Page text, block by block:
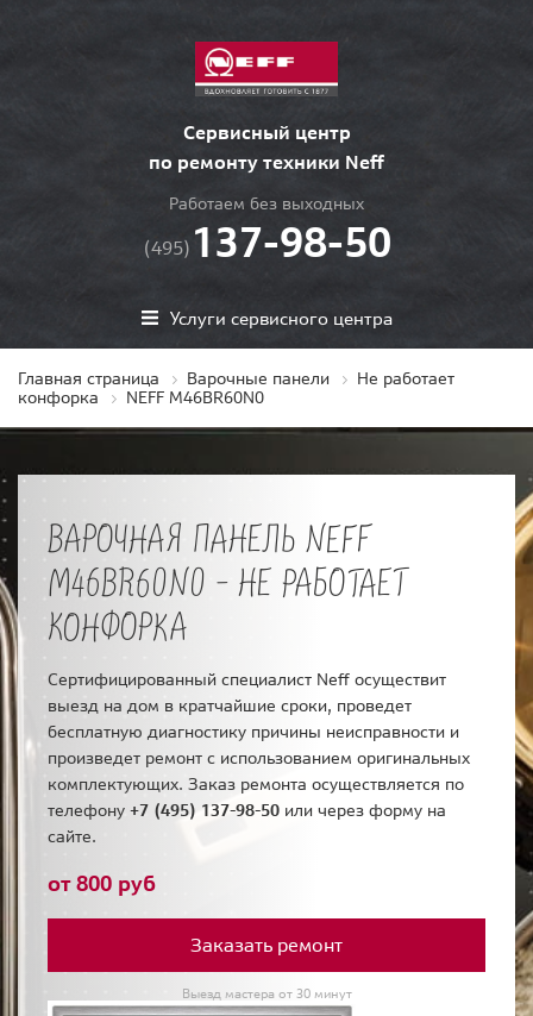
Сервисный центр
по ремонту техники Neff
Работаем без выходных
(495) 137-98-50
Услуги сервисного центра
Главная страница Варочные панели
Не работает
конфорка
NEFF M46BR60N0
ВАРОЧНАЯ ПАНЕЛЬ NEFF
M46BR60N0 - НЕ РАБОТАЕТ
КОНФОРКА
Сертифицированный специалист Neff осуществит
выезд на дом в кратчайшие сроки, проведет
бесплатную диагностику причины неисправности и
произведет ремонт с использованием оригинальных
комплектующих. Заказ ремонта осуществляется по
телефону +7 (495) 137-98-50 или через форму на
сайте.
от 800 руб
Заказать ремонт
Выезд мастера от 30 минут